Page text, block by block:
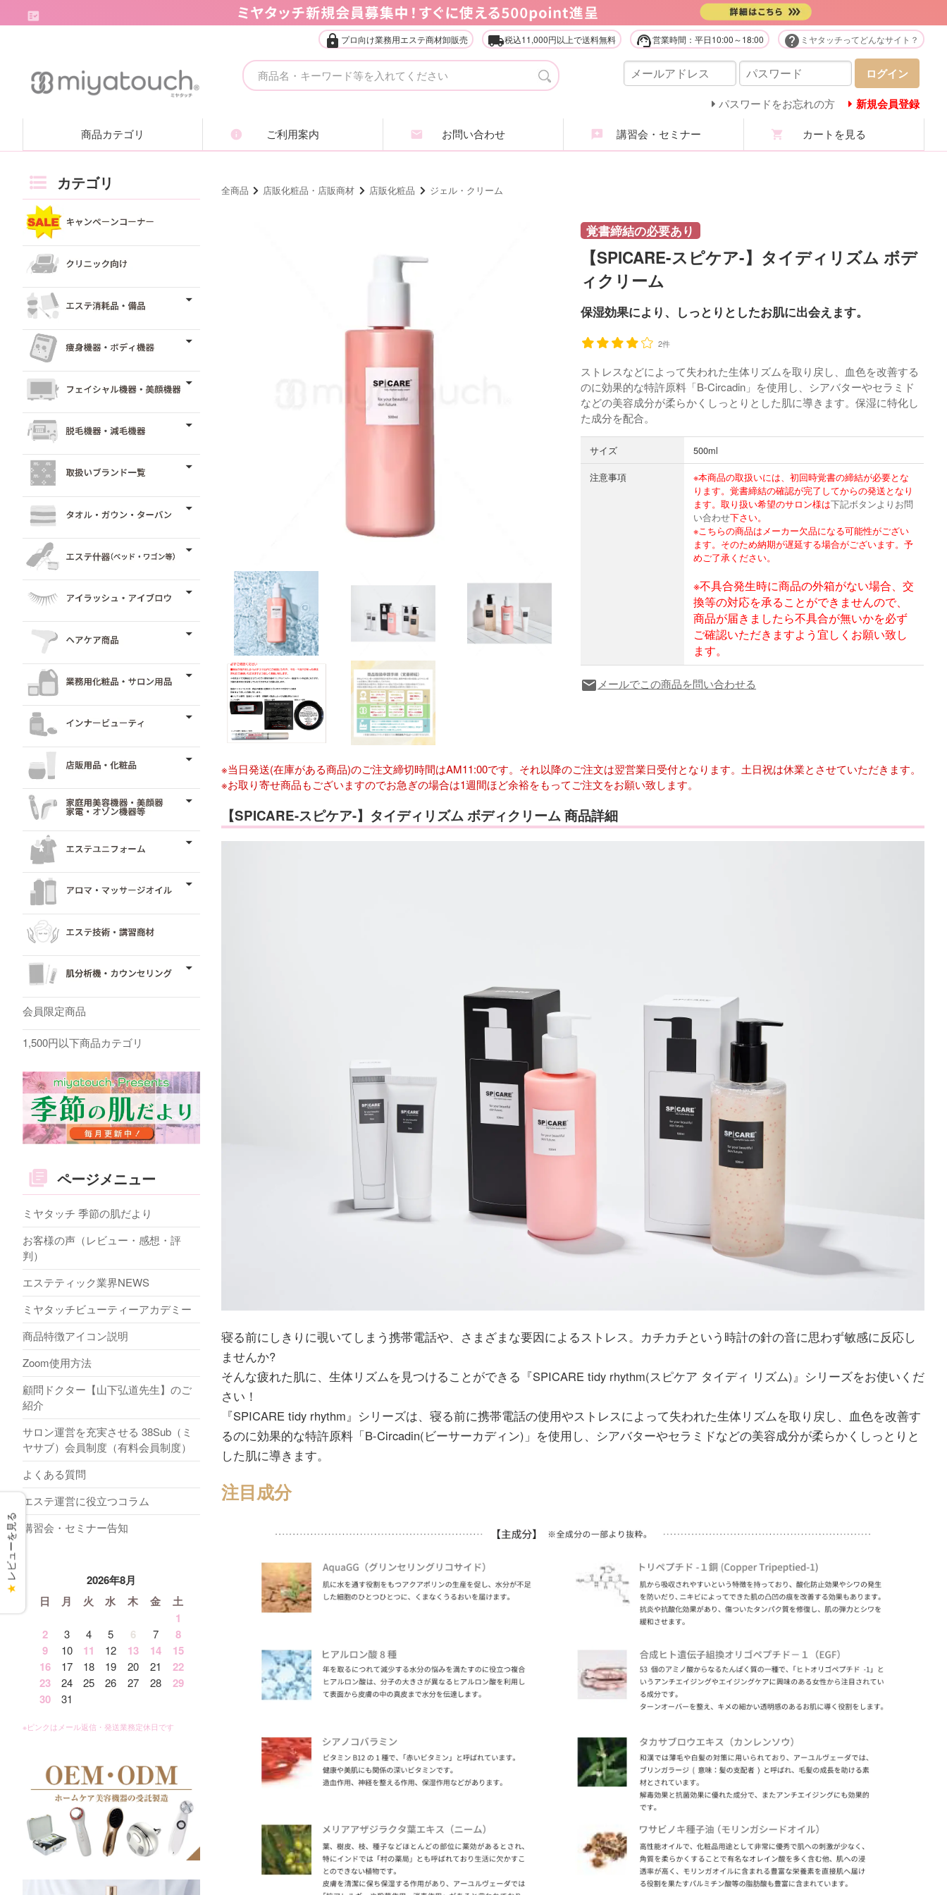
lock プロ向け業務用エステ商材卸販売 local_shipping税込11,000円以上で送料無料 support_agent営業時間：平日10:00～18:00 help ミヤタッチってどんなサイト？
ログイン
パスワードをお忘れの方 新規会員登録
商品カテゴリ
タオル・ガウン・ターバン 店販用品・化粧品
家庭用美容機器・美顔器・家電
エステ消耗品・備品 アイラッシュ・アイブロウ エステユニフォーム
フェイシャル機器・美顔機器
インナービューティ 肌分析機・カウンセリング
全ての商品を見る
ご利用案内 お問い合わせ 講習会・セミナー カートを見る
全商品 店販化粧品・店販商材 店販化粧品 ジェル・クリーム
覚書締結の必要あり
【SPICARE-スピケア-】タイディリズム ボデ
ィクリーム
保湿効果により、しっとりとしたお肌に出会えます。
2件
ストレスなどによって失われた生体リズムを取り戻し、血色を改善する
のに効果的な特許原料「B-Circadin」を使用し、シアバターやセラミド
などの美容成分が柔らかくしっとりとした肌に導きます。保湿に特化し
た成分を配合。
サイズ
500ml
注意事項
※本商品の取扱いには、初回時覚書の締結が必要とな
ります。覚書締結の確認が完了してからの発送となり
ます。取り扱い希望のサロン様は下記ボタンよりお問
い合わせ下さい。
※こちらの商品はメーカー欠品になる可能性がござい
ます。そのため納期が遅延する場合がございます。予
めご了承ください。
※不具合発生時に商品の外箱がない場合、交
換等の対応を承ることができませんので、
商品が届きましたら不具合が無いかを必ず
ご確認いただきますよう宜しくお願い致し
ます。
local_post_officeメールでこの商品を問い合わせる
※当日発送(在庫がある商品)のご注文締切時間はAM11:00です。それ以降のご注文は翌営業日受付となります。土日祝は休業とさせていただきます。
※お取り寄せ商品もございますのでお急ぎの場合は1週間ほど余裕をもってご注文をお願い致します。
【SPICARE-スピケア-】タイディリズム ボディクリーム 商品詳細
寝る前にしきりに覗いてしまう携帯電話や、さまざまな要因によるストレス。カチカチという時計の針の音に思わず敏感に反応し
ませんか?
そんな疲れた肌に、生体リズムを見つけることができる『SPICARE tidy rhythm(スピケア タイディ リズム)』シリーズをお使いくだ
さい！
『SPICARE tidy rhythm』シリーズは、寝る前に携帯電話の使用やストレスによって失われた生体リズムを取り戻し、血色を改善す
るのに効果的な特許原料「B-Circadin(ビーサーカディン)」を使用し、シアバターやセラミドなどの美容成分が柔らかくしっとりと
した肌に導きます。
注目成分
カテゴリ
会員限定商品
1,500円以下商品カテゴリ
ページメニュー
ミヤタッチ 季節の肌だより
お客様の声（レビュー・感想・評
判）
エステティック業界NEWS
ミヤタッチビューティーアカデミー
商品特徴アイコン説明
Zoom使用方法
顧問ドクター【山下弘道先生】のご
紹介
サロン運営を充実させる 38Sub（ミ
ヤサブ）会員制度（有料会員制度）
よくある質問
エステ運営に役立つコラム
講習会・セミナー告知
2026年8月
日
月 火 水 木 金
土
1
2
3 4 5 6 7
8
9
10 11 12 13 14
15
16
17 18 19 20 21
22
23
24 25 26 27 28
29
30
31
★
レビューを見る